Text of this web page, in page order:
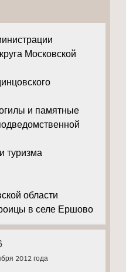
Московской
и памятные
туризма
области
в селе Ершово
2012 года